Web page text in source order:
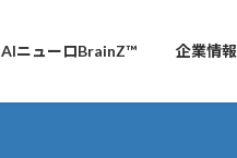
AIニューロBrainZ™ 企業情報